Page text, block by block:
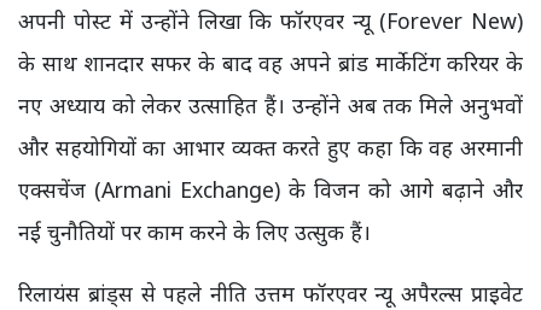
अपनी पोस्ट में उन्होंने लिखा कि फॉरएवर न्यू (Forever New)
के साथ शानदार सफर के बाद वह अपने ब्रांड मार्केटिंग करियर के
नए अध्याय को लेकर उत्साहित हैं। उन्होंने अब तक मिले अनुभवों
और सहयोगियों का आभार व्यक्त करते हुए कहा कि वह अरमानी
एक्सचेंज (Armani Exchange) के विजन को आगे बढ़ाने और
नई चुनौतियों पर काम करने के लिए उत्सुक हैं।
रिलायंस ब्रांड्स से पहले नीति उत्तम फॉरएवर न्यू अपैरल्स प्राइवेट